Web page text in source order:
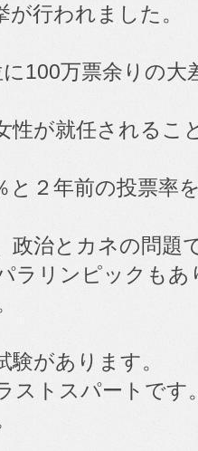
行われました。
100万票余りの
性が就任されるこ
と２年前の投票率
政治とカネの問題
ラリンピックも
験があります。
ストスパートです